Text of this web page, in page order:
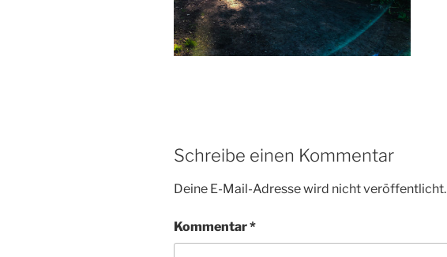
Schreibe einen Kommentar
Deine E-Mail-Adresse wird nicht veröffentlicht.
Kommentar*